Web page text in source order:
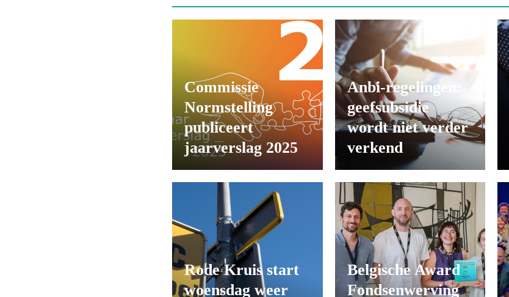
Commissie
Normstelling
publiceert
jaarverslag 2025
Anbi-regelingen:
geefsubsidie
wordt niet verder
verkend
Rode Kruis start
woensdag weer
Belgische Award
Fondsenwerving